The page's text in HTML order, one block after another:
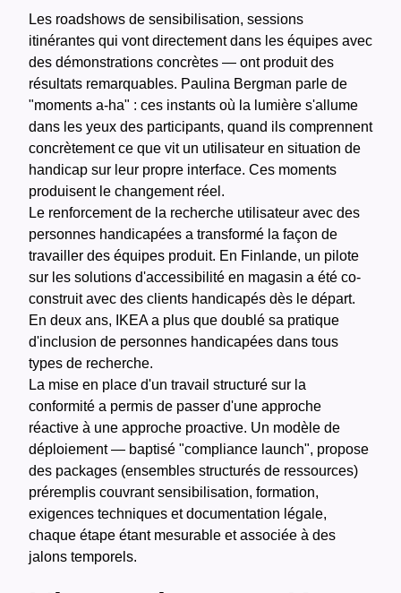
Les roadshows de sensibilisation, sessions
itinérantes qui vont directement dans les équipes avec
des démonstrations concrètes — ont produit des
résultats remarquables. Paulina Bergman parle de
"moments a-ha" : ces instants où la lumière s'allume
dans les yeux des participants, quand ils comprennent
concrètement ce que vit un utilisateur en situation de
handicap sur leur propre interface. Ces moments
produisent le changement réel.
Le renforcement de la recherche utilisateur avec des
personnes handicapées a transformé la façon de
travailler des équipes produit. En Finlande, un pilote
sur les solutions d'accessibilité en magasin a été co-
construit avec des clients handicapés dès le départ.
En deux ans, IKEA a plus que doublé sa pratique
d'inclusion de personnes handicapées dans tous
types de recherche.
La mise en place d'un travail structuré sur la
conformité a permis de passer d'une approche
réactive à une approche proactive. Un modèle de
déploiement — baptisé "compliance launch", propose
des packages (ensembles structurés de ressources)
préremplis couvrant sensibilisation, formation,
exigences techniques et documentation légale,
chaque étape étant mesurable et associée à des
jalons temporels.